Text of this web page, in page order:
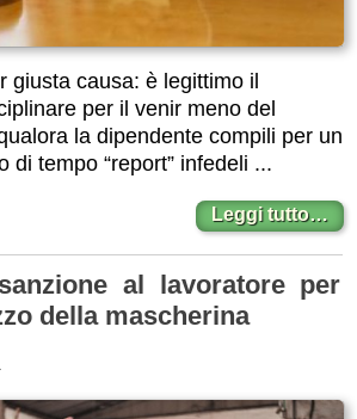
giusta causa: è legittimo il
per il venir meno del
la dipendente compili per un
di tempo “report” infedeli ...
Leggi tutto…
al lavoratore per
della mascherina